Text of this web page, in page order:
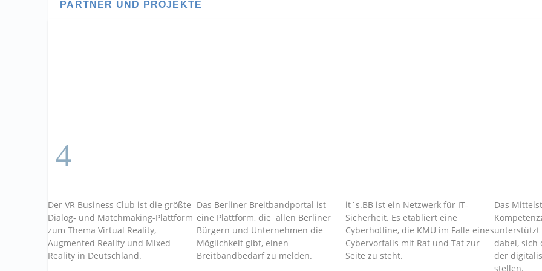
PARTNER UND PROJEKTE
Der VR Business Club ist die größte
Dialog- und Matchmaking-Plattform
zum Thema Virtual Reality,
Augmented Reality und Mixed
Reality in Deutschland.
Das Berliner Breitbandportal ist
eine Plattform, die allen Berliner
Bürgern und Unternehmen die
Möglichkeit gibt, einen
Breitbandbedarf zu melden.
it´s.BB ist ein Netzwerk für IT-
Sicherheit. Es etabliert eine
Cyberhotline, die KMU im Falle eines
Cybervorfalls mit Rat und Tat zur
Seite zu steht.
Das
unterstützt
dabei, sich
der
stellen.